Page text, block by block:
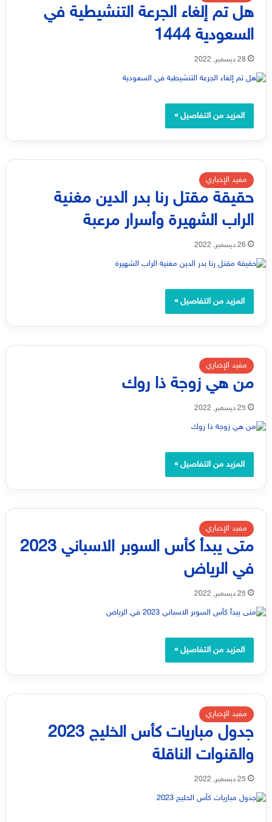
هل تم إلغاء الجرعة التنشيطية في
السعودية 1444
28 ديسمبر, 2022
المزيد من التفاصيل »
مفيد الإخباري
حقيقة مقتل رنا بدر الدين مغنية
الراب الشهيرة وأسرار مرعبة
26 ديسمبر, 2022
المزيد من التفاصيل »
مفيد الإخباري
من هي زوجة ذا روك
25 ديسمبر, 2022
المزيد من التفاصيل »
مفيد الإخباري
متى يبدأ كأس السوبر الاسباني 2023
في الرياض
25 ديسمبر, 2022
المزيد من التفاصيل »
مفيد الإخباري
جدول مباريات كأس الخليج 2023
والقنوات الناقلة
25 ديسمبر, 2022